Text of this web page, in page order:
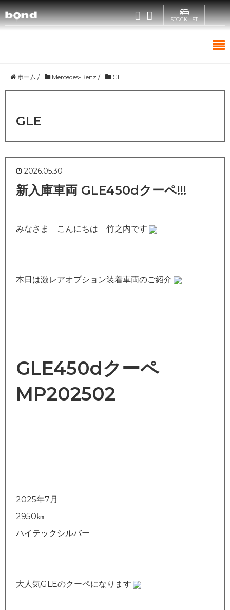
STOCKLIST
CUSTOMIZE
ABOUT
ホーム / Mercedes-Benz / GLE
GLE
2026.05.30
新入庫車両 GLE450dクーペ!!!
みなさま こんにちは 竹之内です
本日は激レアオプション装着車両のご紹介
GLE450dクーペ
MP202502
2025年7月
2950㎞
ハイテックシルバー
大人気GLEのクーペになります